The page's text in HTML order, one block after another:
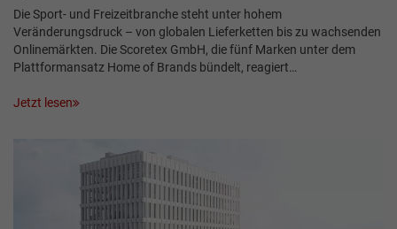
Die Sport- und Freizeitbranche steht unter hohem
Veränderungsdruck – von globalen Lieferketten bis zu wachsenden
Onlinemärkten. Die Scoretex GmbH, die fünf Marken unter dem
Plattformansatz Home of Brands bündelt, reagiert…
Jetzt lesen